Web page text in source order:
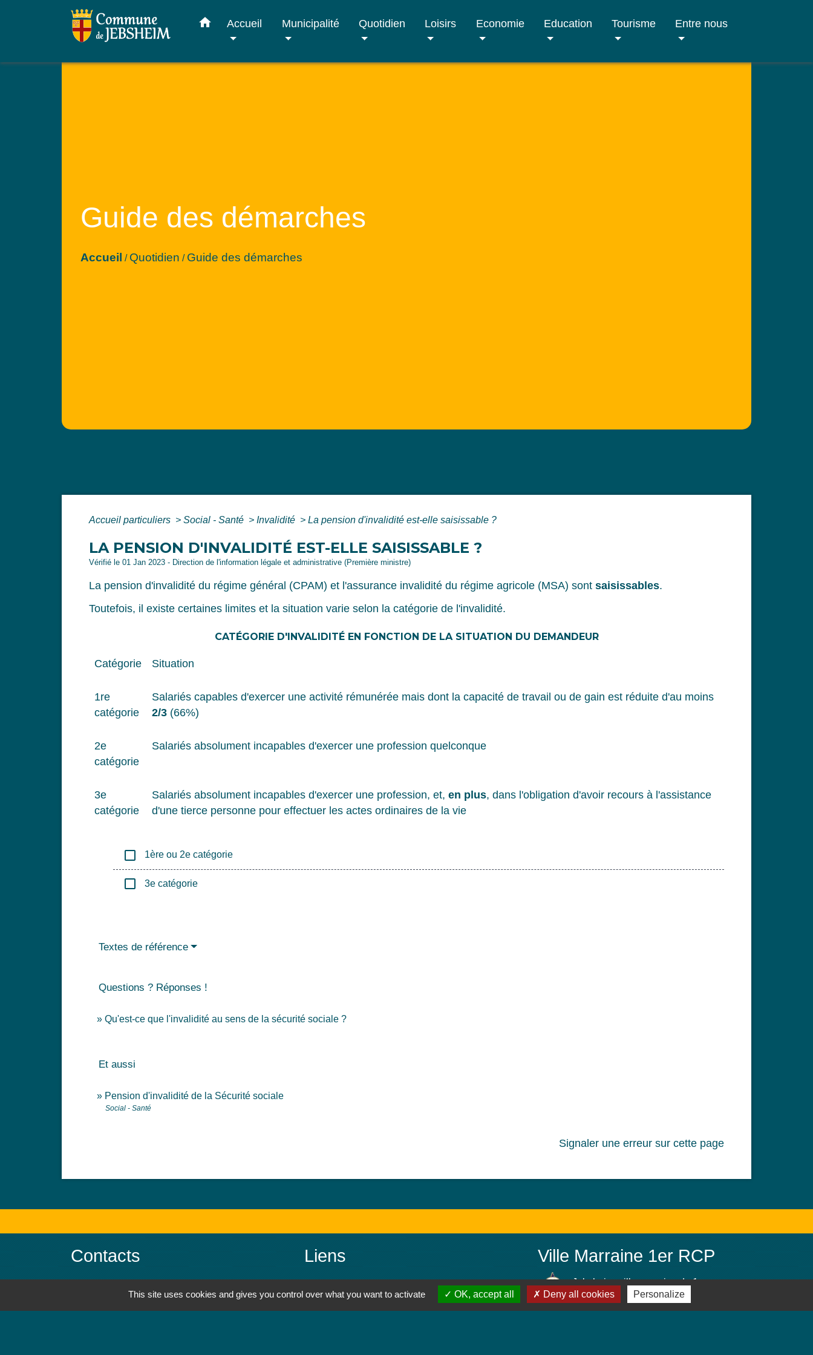
home Accueil Municipalité Quotidien Loisirs Economie Education Tourisme Entre nous
Guide des démarches
Accueil / Quotidien / Guide des démarches
Accueil particuliers > Social - Santé > Invalidité > La pension d'invalidité est-elle saisissable ?
LA PENSION D'INVALIDITÉ EST-ELLE SAISISSABLE ?
Vérifié le 01 Jan 2023 - Direction de l'information légale et administrative (Première ministre)
La pension d'invalidité du régime général (CPAM) et l'assurance invalidité du régime agricole (MSA) sont saisissables.
Toutefois, il existe certaines limites et la situation varie selon la catégorie de l'invalidité.
CATÉGORIE D'INVALIDITÉ EN FONCTION DE LA SITUATION DU DEMANDEUR
Catégorie Situation
1re
catégorie
Salariés capables d'exercer une activité rémunérée mais dont la capacité de travail ou de gain est réduite d'au moins
2/3 (66%)
2e
catégorie
Salariés absolument incapables d'exercer une profession quelconque
3e
catégorie
Salariés absolument incapables d'exercer une profession, et, en plus, dans l'obligation d'avoir recours à l'assistance
d'une tierce personne pour effectuer les actes ordinaires de la vie
check_box_outline_blank 1ère ou 2e catégorie
check_box_outline_blank 3e catégorie
Textes de référence
Questions ? Réponses !
Qu'est-ce que l'invalidité au sens de la sécurité sociale ?
Et aussi
Pension d'invalidité de la Sécurité sociale
Social - Santé
Signaler une erreur sur cette page
Contacts Liens
TRACE
Ville Marraine 1er RCP
Jebsheim, ville marraine du 1er
Régiment de Chasseurs Parachutistes
This site uses cookies and gives you control over what you want to activate OK, accept all Deny all cookies Personalize